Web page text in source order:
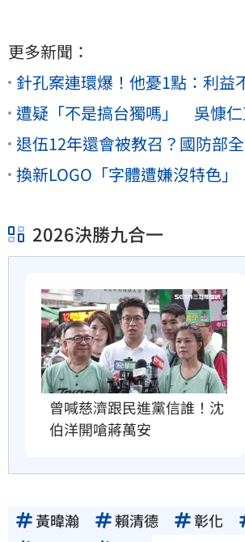
更多新聞：
針孔案連環爆！他憂1點：利益
遭疑「不是搞台獨嗎」 吳慷仁
退伍12年還會被教召？國防部
換新LOGO「字體遭嫌沒特色
2026決勝九合一
曾喊慈濟跟民進黨信誰！沈
伯洋開嗆蔣萬安
黃暐瀚 賴清德 彰化